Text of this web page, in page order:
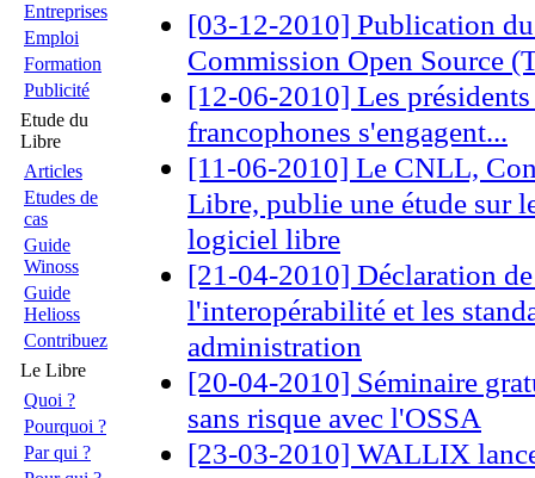
Entreprises
Emploi
Formation
Publicité
Etude du
Libre
Articles
Etudes de
cas
Guide
Winoss
Guide
Helioss
Contribuez
Le Libre
Quoi ?
Pourquoi ?
Par qui ?
[03-12-2010] Publication
Commission Open Source
[12-06-2010] Les
francophones s'engagent...
[11-06-2010] Le CNLL,
Libre, publie une étude sur
logiciel libre
[21-04-2010] Déclaration
l'interopérabilité et les
administration
[20-04-2010] Séminaire
sans risque avec l'OSSA
[23-03-2010] WALLIX